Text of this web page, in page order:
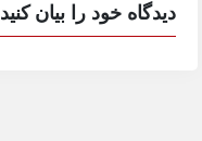
دیدگاه خود را بیان کنید